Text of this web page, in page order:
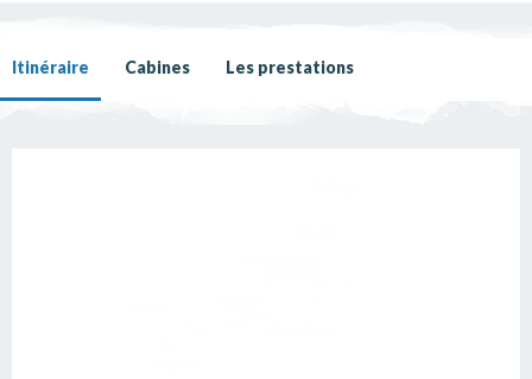
Itinéraire Cabines Les prestations